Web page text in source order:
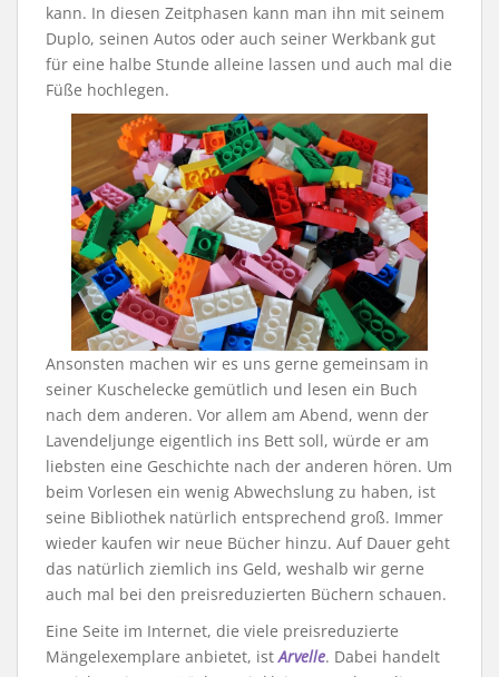
kann. In diesen Zeitphasen kann man ihn mit seinem
Duplo, seinen Autos oder auch seiner Werkbank gut
für eine halbe Stunde alleine lassen und auch mal die
Füße hochlegen.
Ansonsten machen wir es uns gerne gemeinsam in
seiner Kuschelecke gemütlich und lesen ein Buch
nach dem anderen. Vor allem am Abend, wenn der
Lavendeljunge eigentlich ins Bett soll, würde er am
liebsten eine Geschichte nach der anderen hören. Um
beim Vorlesen ein wenig Abwechslung zu haben, ist
seine Bibliothek natürlich entsprechend groß. Immer
wieder kaufen wir neue Bücher hinzu. Auf Dauer geht
das natürlich ziemlich ins Geld, weshalb wir gerne
auch mal bei den preisreduzierten Büchern schauen.
Eine Seite im Internet, die viele preisreduzierte
Mängelexemplare anbietet, istArvelle. Dabei handelt